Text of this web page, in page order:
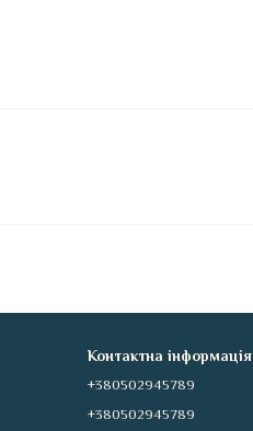
Контактна інформація
+380502945789
+380502945789